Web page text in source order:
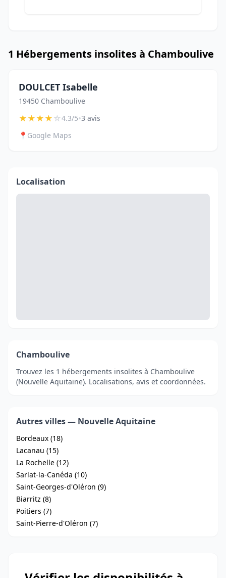
1 Hébergements insolites à Chamboulive
DOULCET Isabelle
19450 Chamboulive
★★★★☆4.3/5•3 avis
📍 Google Maps
Localisation
Chamboulive
Trouvez les 1 hébergements insolites à Chamboulive
(Nouvelle Aquitaine). Localisations, avis et coordonnées.
Autres villes — Nouvelle Aquitaine
Bordeaux (18)
Lacanau (15)
La Rochelle (12)
Sarlat-la-Canéda (10)
Saint-Georges-d'Oléron (9)
Biarritz (8)
Poitiers (7)
Saint-Pierre-d'Oléron (7)